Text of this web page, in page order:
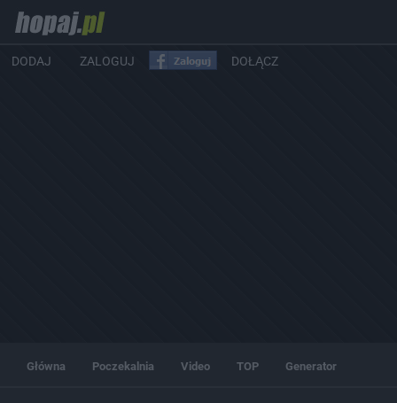
DODAJ ZALOGUJ DOŁĄCZ
Główna Poczekalnia Video TOP Generator